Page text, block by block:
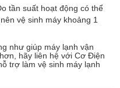
tần suất hoạt động có thể
vệ sinh máy khoảng 1
như giúp máy lạnh vận
hãy liên hệ với Cơ Điện
trợ làm vệ sinh máy lạnh